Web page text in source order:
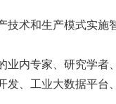
技术和生产模式实施
业内专家、研究学
发、工业大数据平